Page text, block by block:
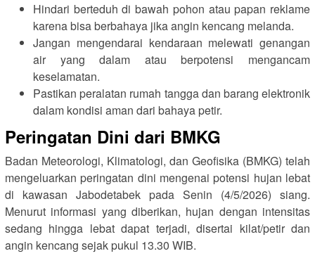
Hindari berteduh di bawah pohon atau papan reklame
karena bisa berbahaya jika angin kencang melanda.
Jangan mengendarai kendaraan melewati genangan
air yang dalam atau berpotensi mengancam
keselamatan.
Pastikan peralatan rumah tangga dan barang elektronik
dalam kondisi aman dari bahaya petir.
Peringatan Dini dari BMKG
Badan Meteorologi, Klimatologi, dan Geofisika (BMKG) telah
mengeluarkan peringatan dini mengenai potensi hujan lebat
di kawasan Jabodetabek pada Senin (4/5/2026) siang.
Menurut informasi yang diberikan, hujan dengan intensitas
sedang hingga lebat dapat terjadi, disertai kilat/petir dan
angin kencang sejak pukul 13.30 WIB.